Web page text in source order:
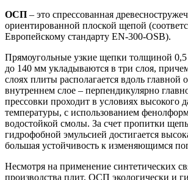
ОСП – это спрессованная
ориентированной плоской щепой
Европейскому стандарту EN-300-OSB).
Прямоугольные узкие щепки толщиной
до 140 мм укладываются в три слоя,
слоях плиты располагается вдоль главной
внутреннем слое – перпендикулярно
прессовки проходит в условиях высокого
температуры, с использованием
водостойкой смолы. За счет пропитки
гидрофобной эмульсией достигается
большая устойчивость к изменяющимся
Несмотря на применение синтетических
производства плит, ОСП экологически и